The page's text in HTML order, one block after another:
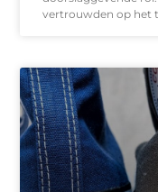
vertrouwden op het